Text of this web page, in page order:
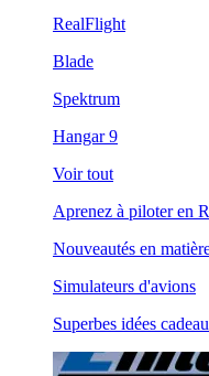
RealFlight
Blade
Spektrum
Hangar 9
Voir tout
Aprenez à piloter en
Nouveautés en
Simulateurs d'avions
Superbes idées